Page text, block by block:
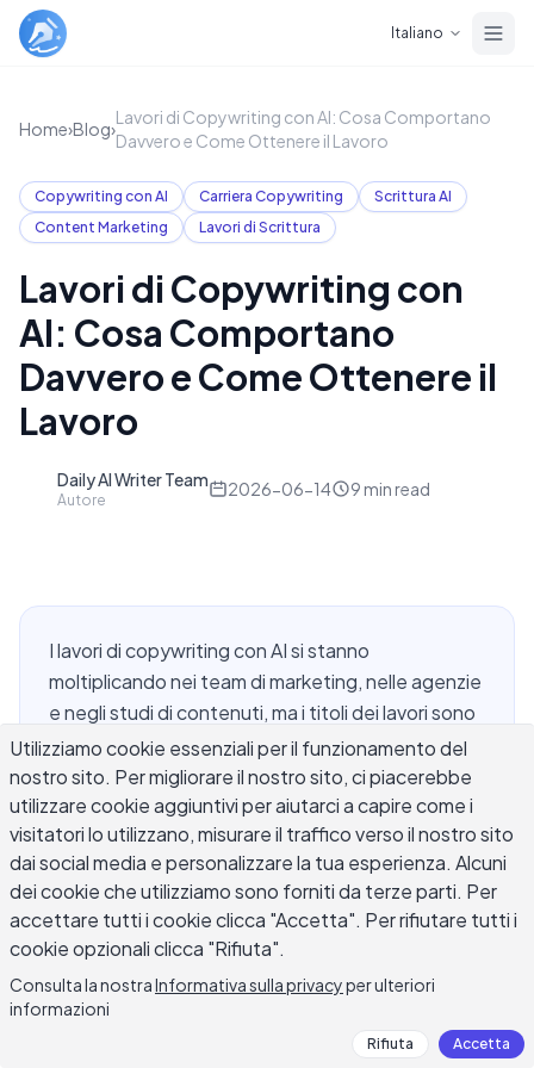
Italiano
Home›Blog›
Lavori di Copywriting con AI: Cosa Comportano
Davvero e Come Ottenere il Lavoro
Copywriting con AI Carriera Copywriting
Scrittura AI
Content Marketing
Lavori di Scrittura
Lavori di Copywriting con
AI: Cosa Comportano
Davvero e Come Ottenere il
Lavoro
Daily AI Writer Team
Autore
2026-06-14 9 min read
I lavori di copywriting con AI si stanno
moltiplicando nei team di marketing, nelle agenzie
e negli studi di contenuti, ma i titoli dei lavori sono
ancora indietro rispetto a quello che il lavoro
effettivo comporta. Se cerchi nei siti di annunci di
lavoro oggi troverai ruoli come AI Content
Specialist, AI Writing Strategist e Prompt
Engineer for Marketing — ma anche semplici
annunci di Copywriter che menzionano
discretamente gli strumenti AI nei requisiti. La
domanda di fondo per qualsiasi scrittore che
considera questi ruoli è la stessa: cosa farai ogni
giorno e quali competenze distinguono i candidati
che vengono assunti da quelli che non vengono
Utilizziamo cookie essenziali per il funzionamento del
nostro sito. Per migliorare il nostro sito, ci piacerebbe
utilizzare cookie aggiuntivi per aiutarci a capire come i
visitatori lo utilizzano, misurare il traffico verso il nostro sito
dai social media e personalizzare la tua esperienza. Alcuni
dei cookie che utilizziamo sono forniti da terze parti. Per
accettare tutti i cookie clicca "Accetta". Per rifiutare tutti i
cookie opzionali clicca "Rifiuta".
Consulta la nostraInformativa sulla privacyper ulteriori
informazioni
Rifiuta Accetta